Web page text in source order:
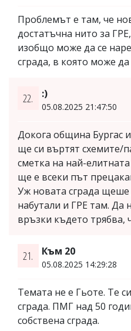
Проблемът е там, че
достатъчна нито за
изобщо може да се
сграда, в която може
22. :)
05.08.2025 21:47:50
Докога община Бургас
ще си въртят схемите/
сметка на най-
ще е всеки път
Уж новата сграда
набутали и ГРЕ там.
връзки където трябва,
21. Към 20
05.08.2025 14:29:28
Темата не е Гьоте. Те
сграда. ПМГ над 50
собствена сграда.